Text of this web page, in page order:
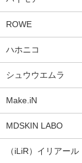
ROWE
ハホニコ
シュウウエムラ
Make.iN
MDSKIN LABO
（iLiR）イリアール